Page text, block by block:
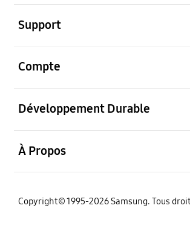
Support
Compte
Développement Durable
À Propos
‌Copyright© 1995-2026 Samsung. Tous